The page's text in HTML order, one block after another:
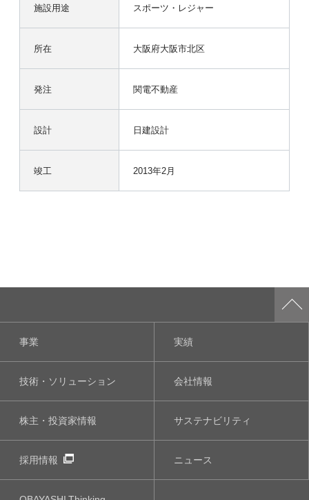
施設用途 スポーツ・レジャー
所在 大阪府大阪市北区
発注 関電不動産
設計 日建設計
竣工 2013年2月
事業 実績
技術・ソリューション 会社情報
株主・投資家情報 サステナビリティ
採用情報 ニュース